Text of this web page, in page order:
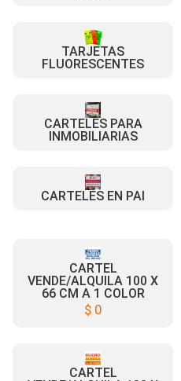
TARJETAS
FLUORESCENTES
CARTELES PARA
INMOBILIARIAS
CARTELES EN PAI
CARTEL
VENDE/ALQUILA 100 X
66 CM A 1 COLOR
$0
CARTEL